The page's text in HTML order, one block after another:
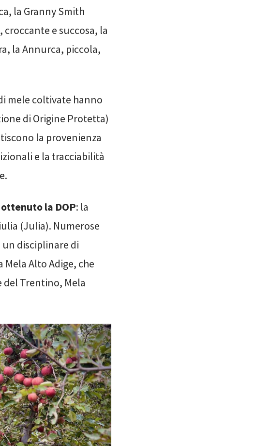
la Granny Smith
croccante e succosa, la
la Annurca, piccola,
mele coltivate hanno
di Origine Protetta)
la provenienza
e la tracciabilità
la DOP: la
(Julia). Numerose
un disciplinare di
Alto Adige, che
del Trentino, Mela